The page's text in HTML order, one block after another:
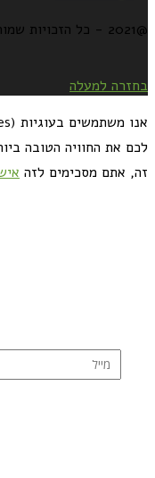
@2021 - כל הזכויות שמורות למירב גביש | ביצוע
בחזרה למעלה
לכם את החוויה הטובה
זה, אתם מסכימים לזה